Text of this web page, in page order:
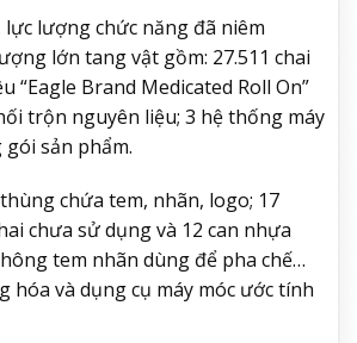
lượng chức năng đã niêm
lớn tang vật gồm: 27.511 chai
“Eagle Brand Medicated Roll On”
trộn nguyên liệu; 3 hệ thống máy
sản phẩm.
chứa tem, nhãn, logo; 17
chưa sử dụng và 12 can nhựa
tem nhãn dùng để pha chế…
hóa và dụng cụ máy móc ước tính